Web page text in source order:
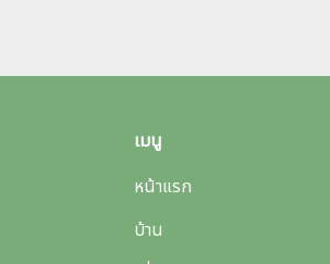
เมนู
หน้าแรก
บ้าน